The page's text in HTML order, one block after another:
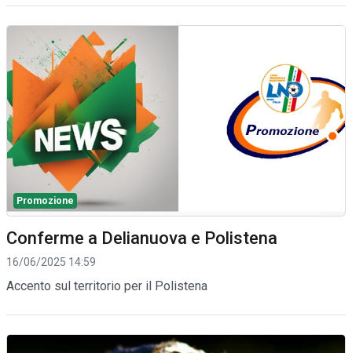
Promozione
Conferme a Delianuova e Polistena
16/06/2025 14:59
Accento sul territorio per il Polistena